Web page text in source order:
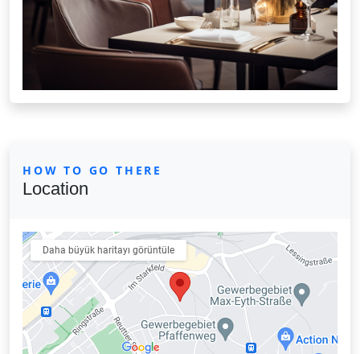
HOW TO GO THERE
Location